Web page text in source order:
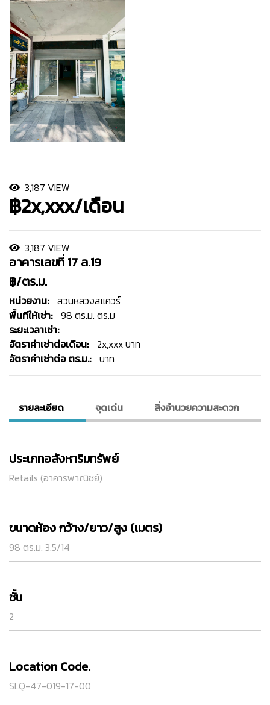
3,187 VIEW
฿2x,xxx/เดือน
3,187 VIEW
อาคารเลขที่ 17 ล.19
฿/ตร.ม.
หน่วยงาน: สวนหลวงสแควร์
พื้นทีให้เช่า: 98 ตร.ม. ตร.ม
ระยะเวลาเช่า:
อัตราค่าเช่าต่อเดือน:
2x,xxx บาท
อัตราค่าเช่าต่อ ตร.ม.: บาท
รายละเอียด จุดเด่น สิ่งอํานวยความสะดวก
ประเภทอสังหาริมทรัพย์
Retails (อาคารพาณิชย์)
ขนาดห้อง กว้าง/ยาว/สูง (เมตร)
98 ตร.ม. 3.5/14
ชั้น
2
Location Code.
SLQ-47-019-17-00